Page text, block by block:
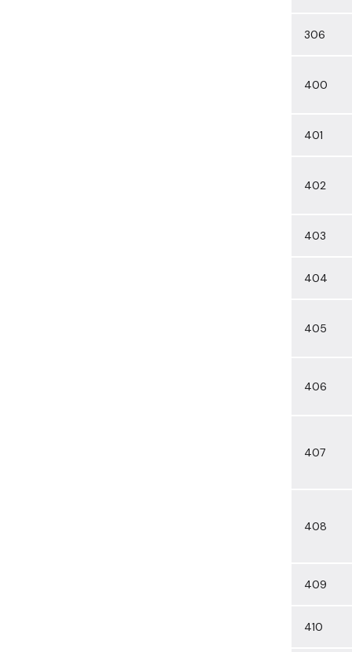
306
400
401
402
403
404
405
406
407
408
409
410